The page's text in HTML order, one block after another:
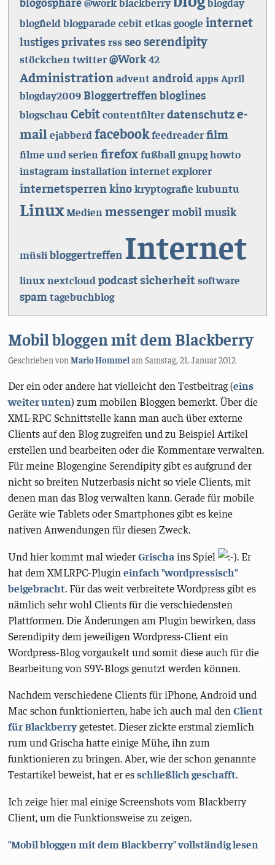
blogfield blogparade cebitetkasgoogle internet
lustigesprivatesrssseo serendipity
stöckchen twitter@Work42
AdministrationadventandroidappsApril
blogday2009Bloggertreffenbloglines
blogschauCebitcontentfilterdatenschutze-
mail ejabberd facebookfeedreaderfilm
filme und serien firefoxfußball gnupghowto
instagram installation internet explorer
internetsperren kinokryptografie kubuntu
LinuxMedien messengermobil musik
müsli bloggertreffen Internet
linuxnextcloud podcastsicherheitsoftware
spam tagebuchblog
Mobil bloggen mit dem Blackberry
Geschrieben vonMario HommelamSamstag, 21. Januar 2012
Der ein oder andere hat vielleicht den Testbeitrag (eins
weiter unten) zum mobilen Bloggen bemerkt. Über die
XML-RPC Schnittstelle kann man auch über externe
Clients auf den Blog zugreifen und zu Beispiel Artikel
erstellen und bearbeiten oder die Kommentare verwalten.
Für meine Blogengine Serendipity gibt es aufgrund der
nicht so breiten Nutzerbasis nicht so viele Clients, mit
denen man das Blog verwalten kann. Gerade für mobile
Geräte wie Tablets oder Smartphones gibt es keine
nativen Anwendungen für diesen Zweck.
Und hier kommt mal wiederGrischa ins Spiel
. Er
hat dem XMLRPC-Plugineinfach "wordpressisch"
beigebracht. Für das weit verbreitete Wordpress gibt es
nämlich sehr wohl Clients für die verschiedensten
Plattformen. Die Änderungen am Plugin bewirken, dass
Serendipity dem jeweiligen Wordpress-Client ein
Wordpress-Blog vorgaukelt und somit diese auch für die
Bearbeitung von S9Y-Blogs genutzt werden können.
Nachdem verschiedene Clients für iPhone, Android und
Mac schon funktionierten, habe ich auch mal denClient
für Blackberrygetestet. Dieser zickte erstmal ziemlich
rum und Grischa hatte einige Mühe, ihn zum
funktionieren zu bringen. Aber, wie der schon genannte
Testartikel beweist, hat er esschließlich geschafft.
Ich zeige hier mal einige Screenshots vom Blackberry
Client, um die Funktionsweise zu zeigen.
"Mobil bloggen mit dem Blackberry" vollständig lesen